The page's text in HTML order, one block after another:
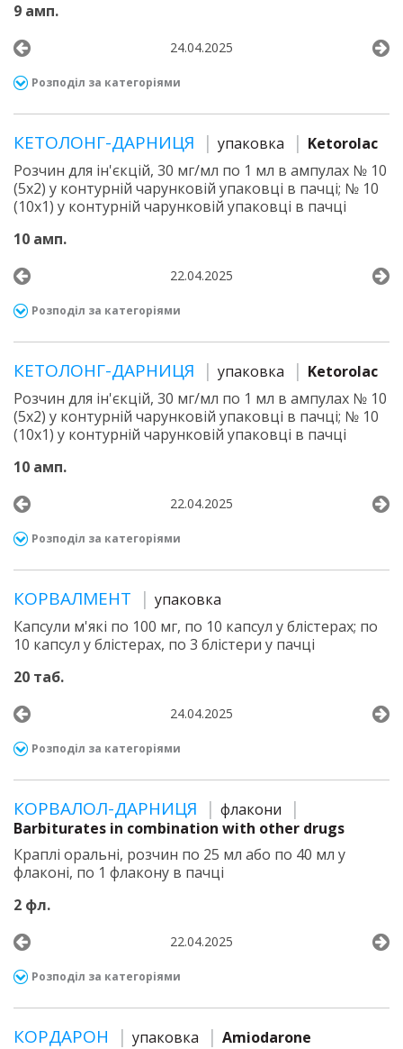
9 амп.
24.04.2025
Розподіл за категоріями
КЕТОЛОНГ-ДАРНИЦЯ упаковка
Ketorolac
Розчин для ін'єкцій, 30 мг/мл по 1 мл в ампулах № 10
(5х2) у контурній чарунковій упаковці в пачці; № 10
(10х1) у контурній чарунковій упаковці в пачці
10 амп.
22.04.2025
Розподіл за категоріями
КЕТОЛОНГ-ДАРНИЦЯ упаковка
Ketorolac
Розчин для ін'єкцій, 30 мг/мл по 1 мл в ампулах № 10
(5х2) у контурній чарунковій упаковці в пачці; № 10
(10х1) у контурній чарунковій упаковці в пачці
10 амп.
22.04.2025
Розподіл за категоріями
КОРВАЛМЕНТ
упаковка
Капсули м'які по 100 мг, по 10 капсул у блістерах; по
10 капсул у блістерах, по 3 блістери у пачці
20 таб.
24.04.2025
Розподіл за категоріями
КОРВАЛОЛ-ДАРНИЦЯ
флакони
Barbiturates in combination with other drugs
Краплі оральні, розчин по 25 мл або по 40 мл у
флаконі, по 1 флакону в пачці
2 фл.
22.04.2025
Розподіл за категоріями
КОРДАРОН упаковка
Amiodarone